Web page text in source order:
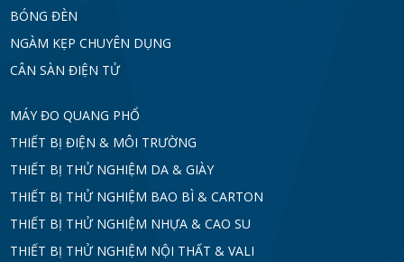
BÓNG ĐÈN
NGÀM KẸP CHUYÊN DỤNG
CÂN SÀN ĐIỆN TỬ
MÁY ĐO QUANG PHỔ
THIẾT BỊ ĐIỆN & MÔI TRƯỜNG
THIẾT BỊ THỬ NGHIỆM DA & GIÀY
THIẾT BỊ THỬ NGHIỆM BAO BÌ & CARTON
THIẾT BỊ THỬ NGHIỆM NHỰA & CAO SU
THIẾT BỊ THỬ NGHIỆM NỘI THẤT & VALI